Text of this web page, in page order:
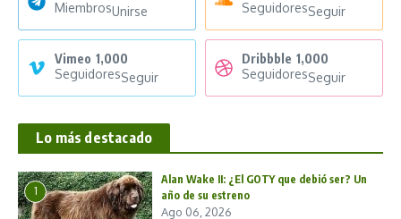
MiembrosUnirse
SeguidoresSeguir
Vimeo 1,000
SeguidoresSeguir
Dribbble 1,000
SeguidoresSeguir
Lo más destacado
1
Alan Wake II: ¿El GOTY que debió ser? Un
año de su estreno
Ago 06, 2026